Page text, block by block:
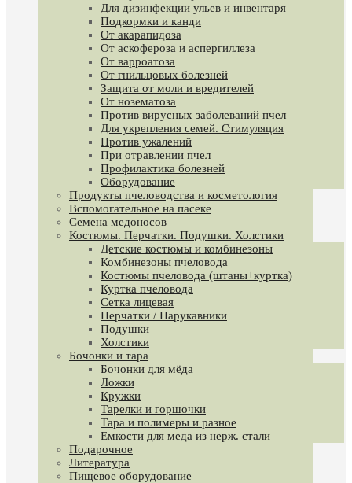
Для дизинфекции ульев и инвентаря
Подкормки и канди
От акарапидоза
От аскофероза и аспергиллеза
От варроатоза
От гнильцовых болезней
Защита от моли и вредителей
От нозематоза
Против вирусных заболеваний пчел
Для укрепления семей. Стимуляция
Против ужалений
При отравлении пчел
Профилактика болезней
Оборудование
Продукты пчеловодства и косметология
Вспомогательное на пасеке
Семена медоносов
Костюмы. Перчатки. Подушки. Холстики
Детские костюмы и комбинезоны
Комбинезоны пчеловода
Костюмы пчеловода (штаны+куртка)
Куртка пчеловода
Сетка лицевая
Перчатки / Нарукавники
Подушки
Холстики
Бочонки и тара
Бочонки для мёда
Ложки
Кружки
Тарелки и горшочки
Тара и полимеры и разное
Емкости для меда из нерж. стали
Подарочное
Литература
Пищевое оборудование